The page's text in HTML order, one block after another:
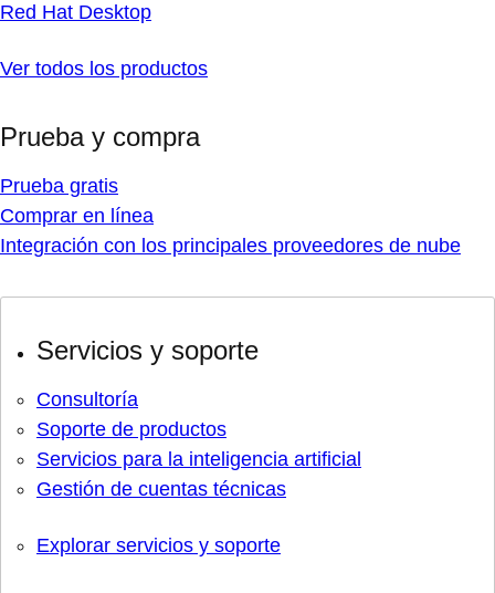
Red Hat Desktop
Ver todos los productos
Prueba y compra
Prueba gratis
Comprar en línea
Integración con los principales proveedores de nube
Servicios y soporte
Consultoría
Soporte de productos
Servicios para la inteligencia artificial
Gestión de cuentas técnicas
Explorar servicios y soporte